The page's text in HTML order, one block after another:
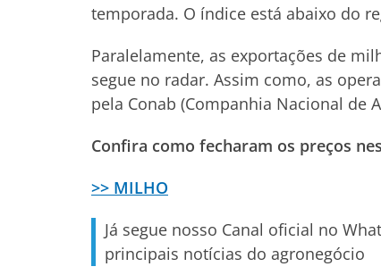
temporada. O índice está abaixo do
Paralelamente, as exportações de
segue no radar. Assim como, as
pela Conab (Companhia Nacional de
Confira como fecharam os preços
>> MILHO
Já segue nosso Canal oficial no
principais notícias do agronegócio